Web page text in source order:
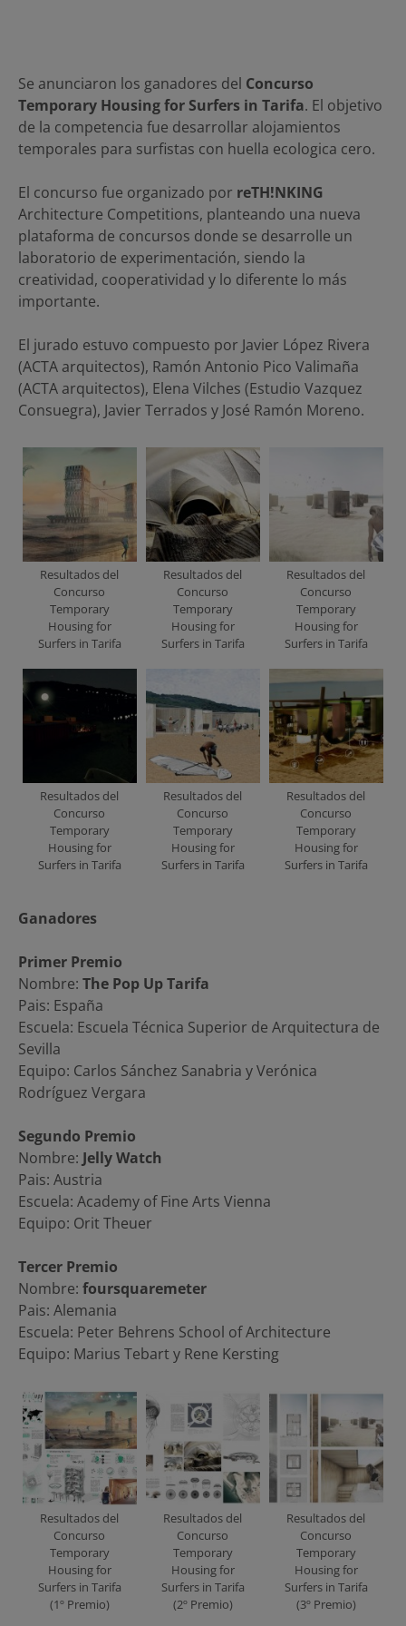
Se anunciaron los ganadores del Concurso
Temporary Housing for Surfers in Tarifa. El objetivo
de la competencia fue desarrollar alojamientos
temporales para surfistas con huella ecologica cero.
El concurso fue organizado por reTH!NKING
Architecture Competitions, planteando una nueva
plataforma de concursos donde se desarrolle un
laboratorio de experimentación, siendo la
creatividad, cooperatividad y lo diferente lo más
importante.
El jurado estuvo compuesto por Javier López Rivera
(ACTA arquitectos), Ramón Antonio Pico Valimaña
(ACTA arquitectos), Elena Vilches (Estudio Vazquez
Consuegra), Javier Terrados y José Ramón Moreno.
Resultados del
Concurso
Temporary
Housing for
Surfers in Tarifa
Resultados del
Concurso
Temporary
Housing for
Surfers in Tarifa
Resultados del
Concurso
Temporary
Housing for
Surfers in Tarifa
Resultados del
Concurso
Temporary
Housing for
Surfers in Tarifa
Resultados del
Concurso
Temporary
Housing for
Surfers in Tarifa
Resultados del
Concurso
Temporary
Housing for
Surfers in Tarifa
Ganadores
Primer Premio
Nombre: The Pop Up Tarifa
Pais: España
Escuela: Escuela Técnica Superior de Arquitectura de
Sevilla
Equipo: Carlos Sánchez Sanabria y Verónica
Rodríguez Vergara
Segundo Premio
Nombre: Jelly Watch
Pais: Austria
Escuela: Academy of Fine Arts Vienna
Equipo: Orit Theuer
Tercer Premio
Nombre: foursquaremeter
Pais: Alemania
Escuela: Peter Behrens School of Architecture
Equipo: Marius Tebart y Rene Kersting
Resultados del
Concurso
Temporary
Housing for
Surfers in Tarifa
(1º Premio)
Resultados del
Concurso
Temporary
Housing for
Surfers in Tarifa
(2º Premio)
Resultados del
Concurso
Temporary
Housing for
Surfers in Tarifa
(3º Premio)